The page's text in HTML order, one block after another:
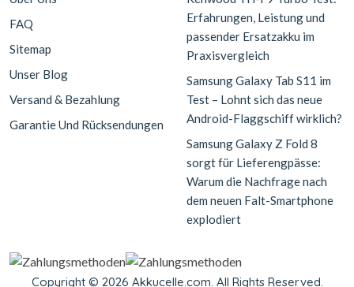
FAQ
Sitemap
Unser Blog
Versand & Bezahlung
Garantie Und Rücksendungen
Erfahrungen, Leistung und
passender Ersatzakku im
Praxisvergleich
Samsung Galaxy Tab S11 im
Test – Lohnt sich das neue
Android-Flaggschiff wirklich?
Samsung Galaxy Z Fold 8
sorgt für Lieferengpässe:
Warum die Nachfrage nach
dem neuen Falt-Smartphone
explodiert
Copyright © 2026 Akkucelle.com. All Rights Reserved.